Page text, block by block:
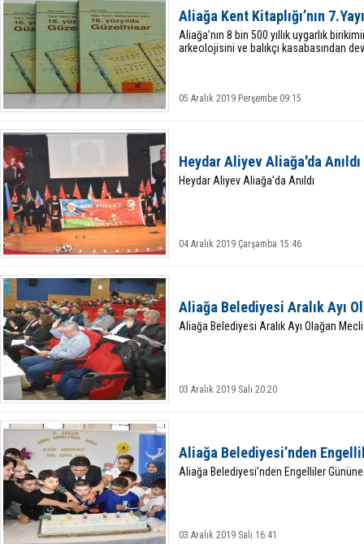
Aliağa Kent Kitaplığı’nın
Aliağa’nın 8 bin 500 yıllık uygarlık
arkeolojisini ve balıkçı kasabasından
05 Aralık 2019 Perşembe 09:15
Heydar Aliyev Aliağa'da Anıldı
Heydar Aliyev Aliağa'da Anıldı
04 Aralık 2019 Çarşamba 15:46
Aliağa Belediyesi Aralık Ayı
Aliağa Belediyesi Aralık Ayı Olağan
03 Aralık 2019 Salı 20:20
Aliağa Belediyesi’nden
Aliağa Belediyesi’nden Engelliler
03 Aralık 2019 Salı 16:41